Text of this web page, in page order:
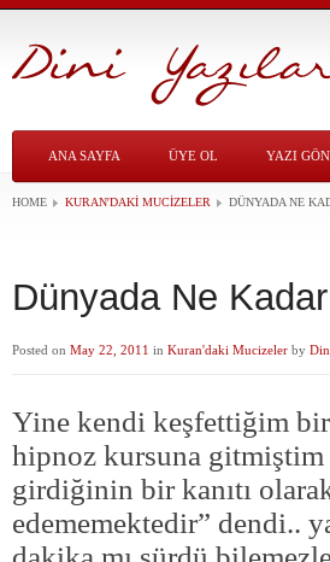
ANA SAYFA ÜYE OL YAZI
HOME KURAN'DAKI MUCIZELER DÜNYADA NE
Dünyada Ne Kadar
Posted on May 22, 2011 in Kuran'daki Mucizeler by
Yine kendi keşfettiğim
hipnoz kursuna
girdiğinin bir kanıtı
edememektedir” dendi..